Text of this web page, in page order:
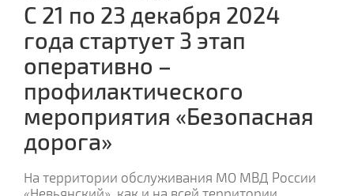
C 21 по 23 декабря 2024
года стартует 3 этап
оперативно –
профилактического
мероприятия «Безопасная
дорога»
На территории обслуживания МО МВД России